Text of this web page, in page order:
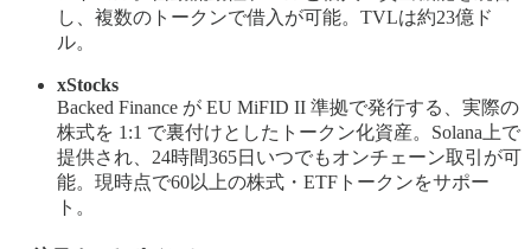
し、複数のトークンで借入が可能。TVLは約23億ド
ル。
xStocks
Backed Finance が EU MiFID II 準拠で発行する、実際の
株式を 1:1 で裏付けとしたトークン化資産。Solana上で
提供され、24時間365日いつでもオンチェーン取引が可
能。現時点で60以上の株式・ETFトークンをサポー
ト。